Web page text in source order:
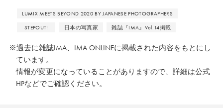
LUMIX MEETS BEYOND 2020 BY JAPANESE PHOTOGRAPHERS
STEPOUT!
日本の写真家 雑誌『IMA』Vol.14掲載
※過去に雑誌IMA、IMA ONLINEに掲載された内容をもとにし
ています。
情報が変更になっていることがありますので、詳細は公式
HPなどでご確認ください。